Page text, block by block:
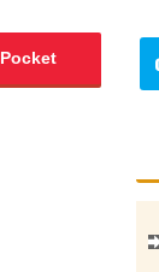
Pocket